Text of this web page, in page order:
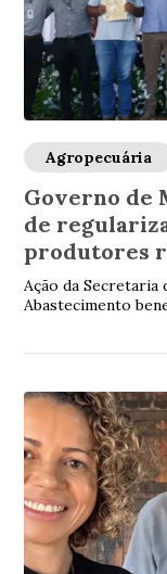
Agropecuária
Governo de
de
produtores
Ação da Secretaria
Abastecimento